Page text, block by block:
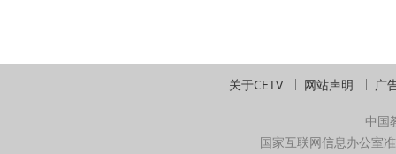
关于CETV 网站声明 广
中国
国家互联网信息办公室